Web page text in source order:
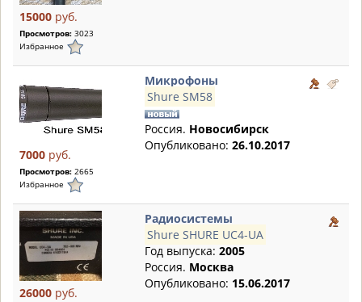
15000 руб.
Просмотров: 3023
Избранное
7000 руб.
Просмотров: 2665
Избранное
Микрофоны
Shure SM58
Россия. Новосибирск
Опубликовано: 26.10.2017
26000 руб.
Радиосистемы
Shure SHURE UC4-UA
Год выпуска: 2005
Россия. Москва
Опубликовано: 15.06.2017